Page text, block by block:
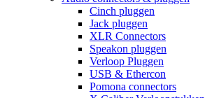
Cinch pluggen
Jack pluggen
XLR Connectors
Speakon pluggen
Verloop Pluggen
USB & Ethercon
Pomona connectors